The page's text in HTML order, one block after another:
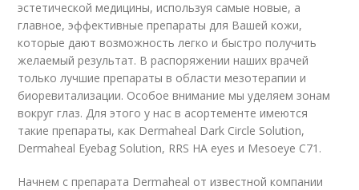
эстетической медицины, используя самые новые, а
главное, эффективные препараты для Вашей кожи,
которые дают возможность легко и быстро получить
желаемый результат. В распоряжении наших врачей
только лучшие препараты в области мезотерапии и
биоревитализации. Особое внимание мы уделяем зонам
вокруг глаз. Для этого у нас в асортементе имеются
такие препараты, как Dermaheal Dark Circle Solution,
Dermaheal Eyebag Solution, RRS HA eyes и Mesoeye C71.
Начнем с препарата Dermaheal от известной компании